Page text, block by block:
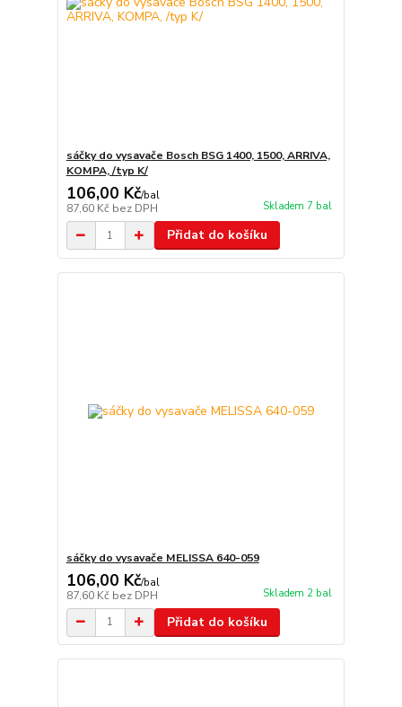
sáčky do vysavače Bosch BSG 1400, 1500, ARRIVA,
KOMPA, /typ K/
106,00 Kč/bal
87,60 Kč bez DPH Skladem 7 bal
Přidat do košíku
sáčky do vysavače MELISSA 640-059
106,00 Kč/bal
87,60 Kč bez DPH Skladem 2 bal
Přidat do košíku